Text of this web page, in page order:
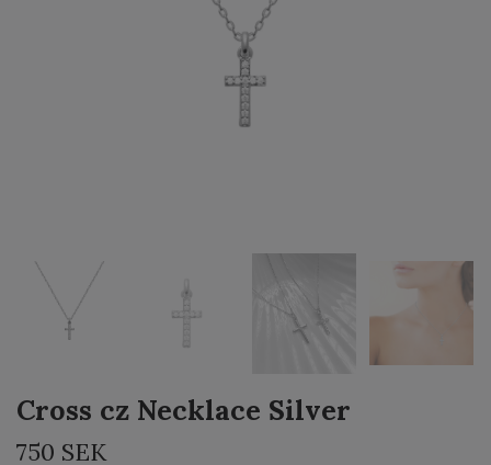
Cross cz Necklace Silver
750 SEK